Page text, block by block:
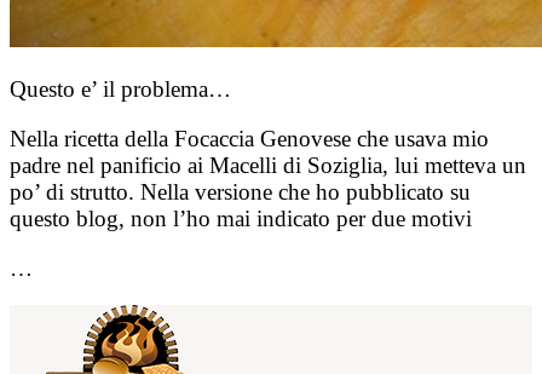
Questo e’ il problema…
Nella ricetta della Focaccia Genovese che usava mio
padre nel panificio ai Macelli di Soziglia, lui metteva un
po’ di strutto. Nella versione che ho pubblicato su
questo blog, non l’ho mai indicato per due motivi
…